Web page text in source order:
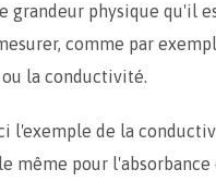
grandeur physique qu'il
comme par
ou la conductivité.
l'exemple de la
même pour l'absorbance